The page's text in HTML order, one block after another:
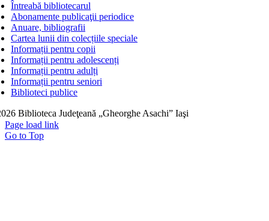
Întreabă bibliotecarul
Abonamente publicaţii periodice
Anuare, bibliografii
Cartea lunii din colecțiile speciale
Informații pentru copii
Informații pentru adolescenți
Informații pentru adulți
Informații pentru seniori
Biblioteci publice
Biblioteca Judeţeană „Gheorghe Asachi” Iaşi
Page load link
Go to Top